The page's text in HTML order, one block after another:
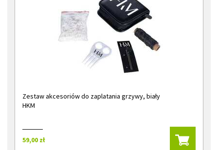
Zestaw akcesoriów do zaplatania grzywy, biały
HKM
59,00 zł